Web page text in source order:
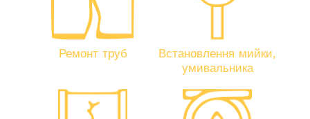
Ремонт труб
Встановлення мийки,
умивальника